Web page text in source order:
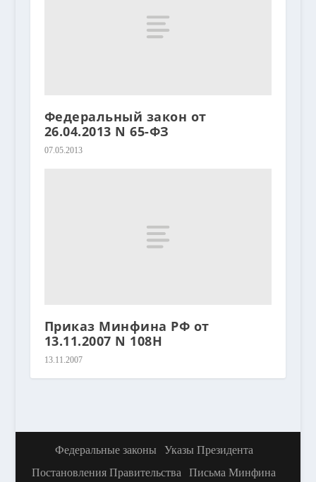
Федеральный закон от
26.04.2013 N 65-ФЗ
07.05.2013
Приказ Минфина РФ от
13.11.2007 N 108Н
13.11.2007
Федеральные законы
Указы Президента
Постановления Правительства
Письма Минфина